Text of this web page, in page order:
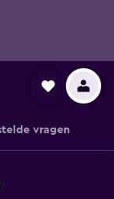
vragen